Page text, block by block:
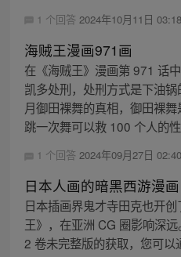
1 个回答 2024年10月11日 03:18
海贼王漫画971画
在《海贼王》漫画第 971 话
凯多处刑，处刑方式是下油
月御田裸舞的真相，御田裸舞
跳一次舞可以救 100 个人的
1 个回答 2024年09月27日 02:40
日本人画的暗黑西游漫画
日本插画界鬼才寺田克也开
王》，在亚洲 CG 圈影响深
2 卷未完整版的获取，您可以